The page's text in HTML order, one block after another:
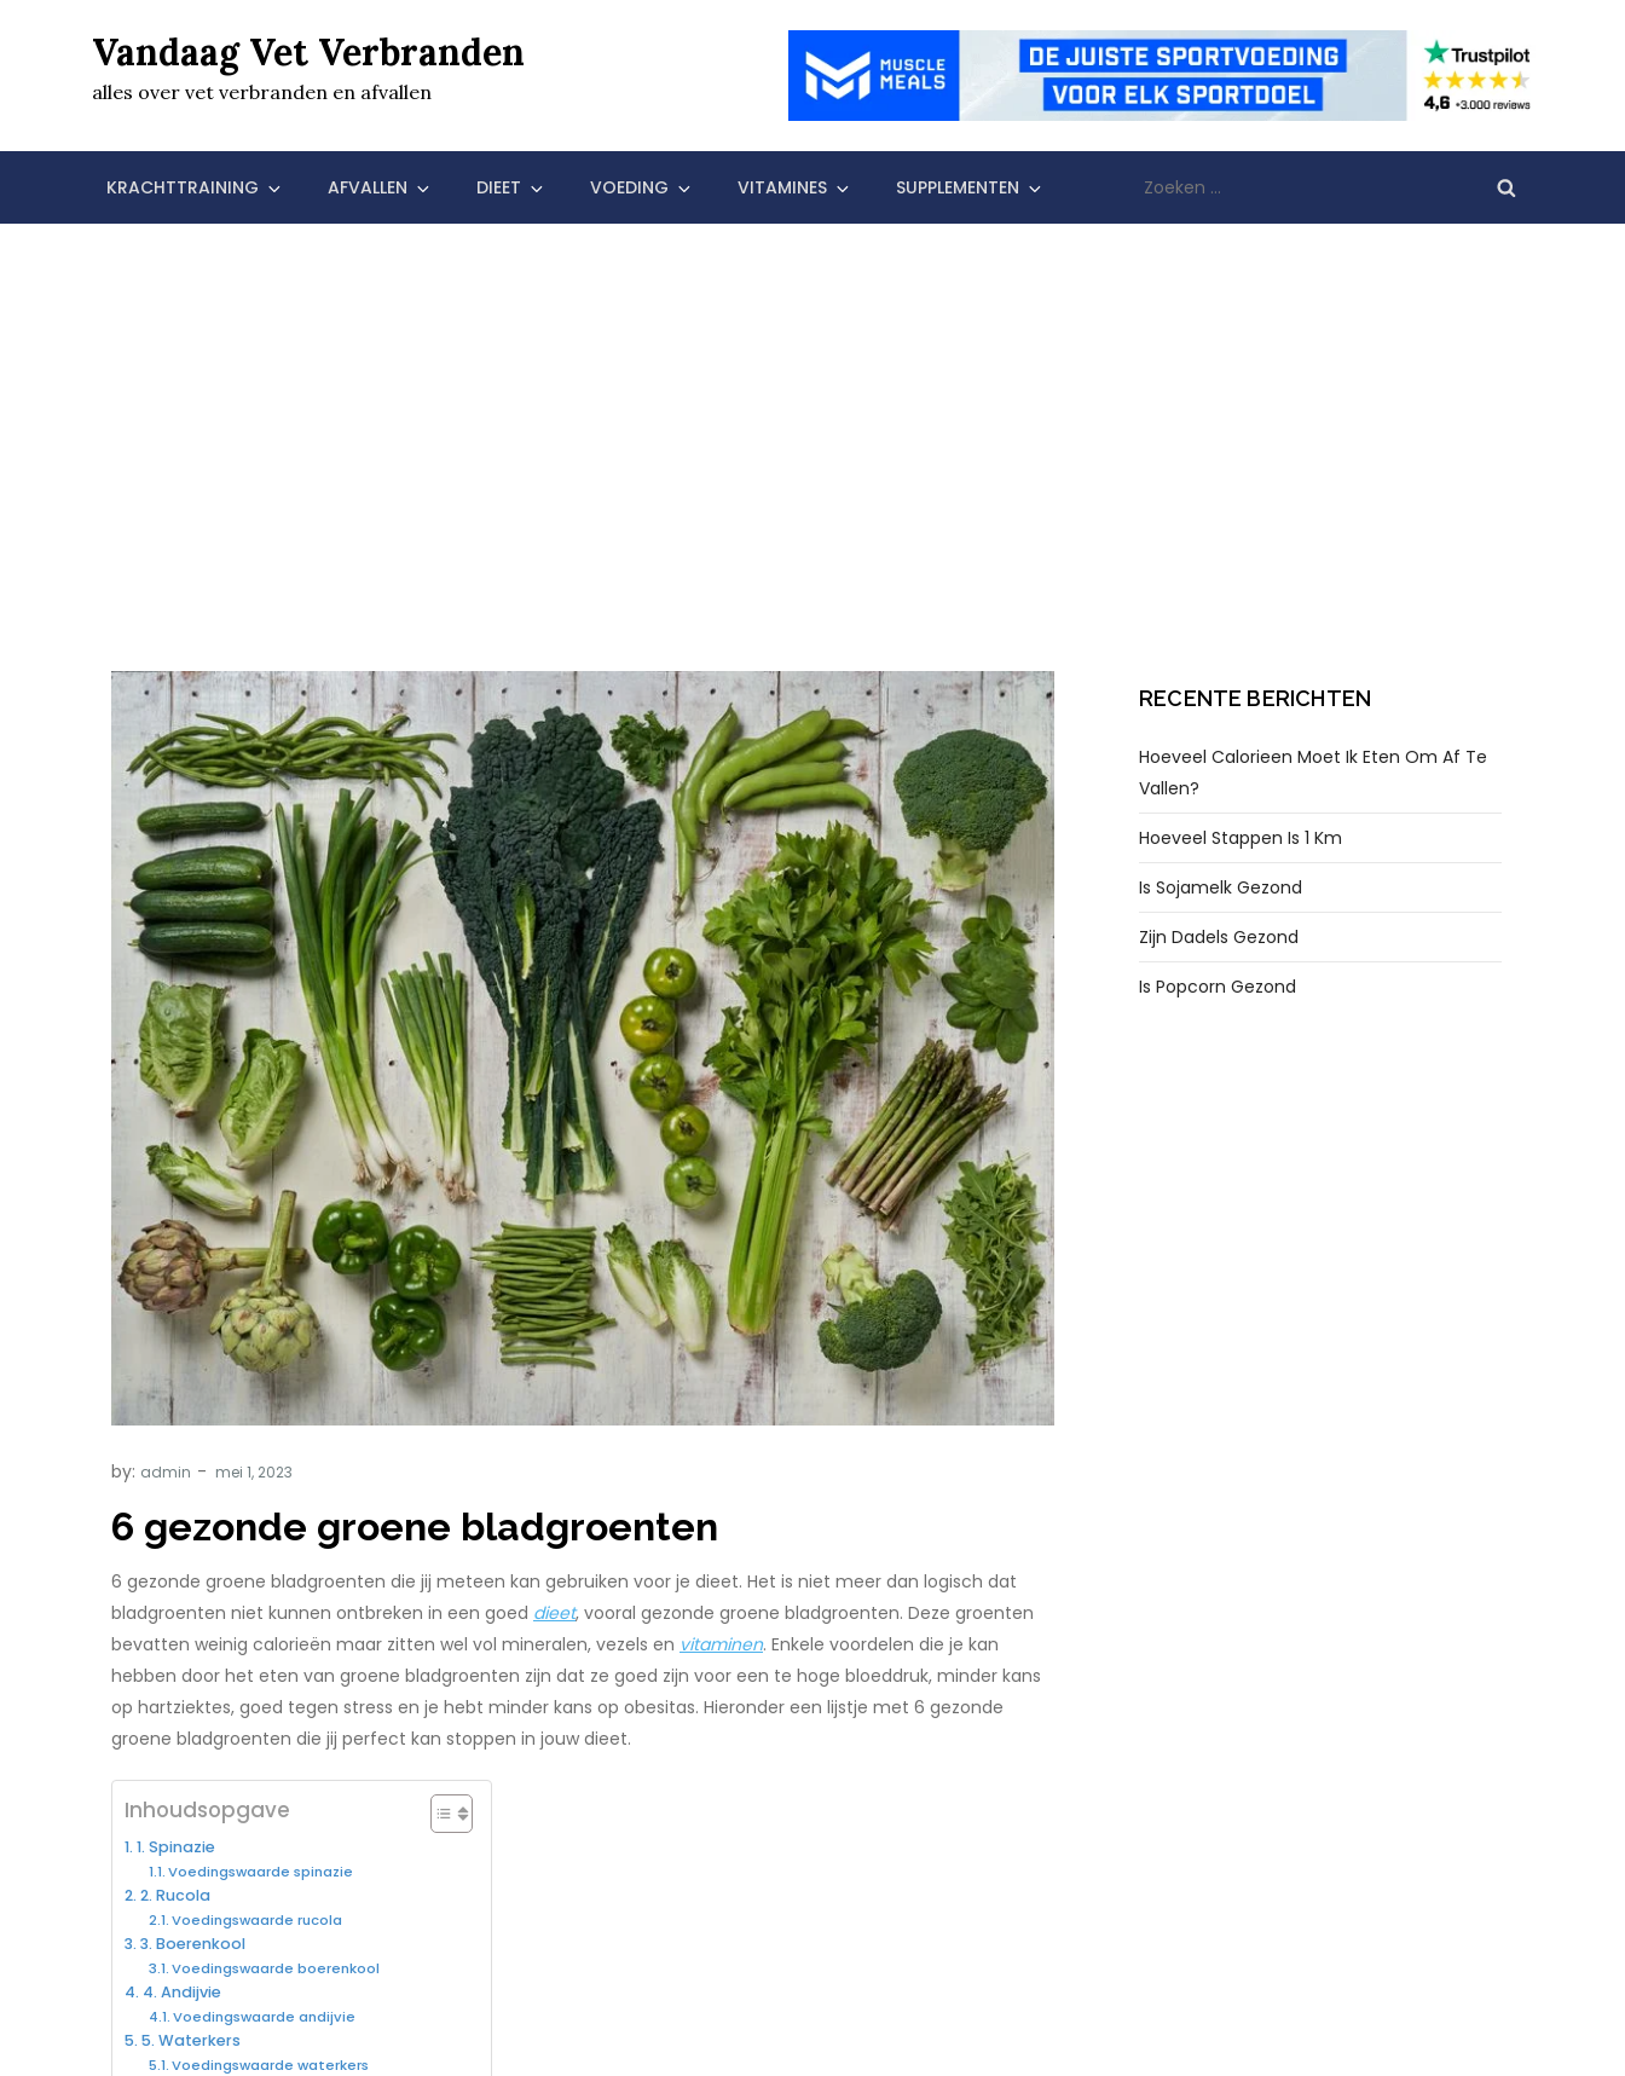
Vandaag Vet Verbranden
alles over vet verbranden en afvallen
KRACHTTRAINING AFVALLEN DIEET VOEDING VITAMINES SUPPLEMENTEN
naar:
by: admin
6 gezonde groene bladgroenten
6 gezonde groene bladgroenten die jij meteen kan gebruiken voor je dieet. Het is niet meer dan logisch dat
bladgroenten niet kunnen ontbreken in een goed dieet, vooral gezonde groene bladgroenten. Deze groenten
bevatten weinig calorieën maar zitten wel vol mineralen, vezels en vitaminen. Enkele voordelen die je kan
hebben door het eten van groene bladgroenten zijn dat ze goed zijn voor een te hoge bloeddruk, minder kans
op hartziektes, goed tegen stress en je hebt minder kans op obesitas. Hieronder een lijstje met 6 gezonde
groene bladgroenten die jij perfect kan stoppen in jouw dieet.
Inhoudsopgave
1. Spinazie
Voedingswaarde spinazie
2. Rucola
Voedingswaarde rucola
3. Boerenkool
Voedingswaarde boerenkool
4. Andijvie
Voedingswaarde andijvie
5. Waterkers
Voedingswaarde waterkers
RECENTE BERICHTEN
Hoeveel Calorieen Moet Ik Eten Om Af Te
Vallen?
Hoeveel Stappen Is 1 Km
Is Sojamelk Gezond
Zijn Dadels Gezond
Is Popcorn Gezond